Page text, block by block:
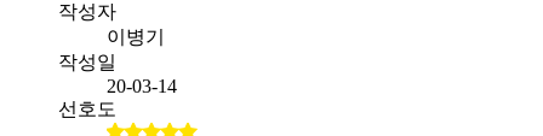
작성자
이병기
작성일
20-03-14
선호도